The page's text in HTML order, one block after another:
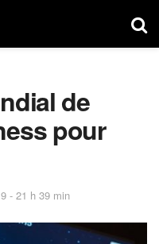
de
pour
- 21 h 39 min